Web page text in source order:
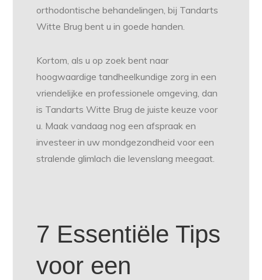
orthodontische behandelingen, bij Tandarts
Witte Brug bent u in goede handen.
Kortom, als u op zoek bent naar
hoogwaardige tandheelkundige zorg in een
vriendelijke en professionele omgeving, dan
is Tandarts Witte Brug de juiste keuze voor
u. Maak vandaag nog een afspraak en
investeer in uw mondgezondheid voor een
stralende glimlach die levenslang meegaat.
7 Essentiële Tips
voor een